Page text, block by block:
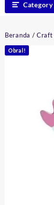
Category
Beranda /Craft
Obral!